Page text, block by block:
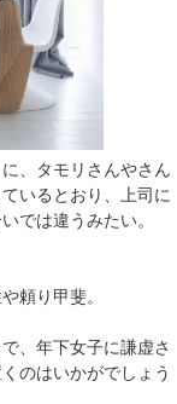
、タモリさんやさん
いるとおり、上司に
では違うみたい。
頼り甲斐。
、年下女子に謙虚さ
のはいかがでしょう